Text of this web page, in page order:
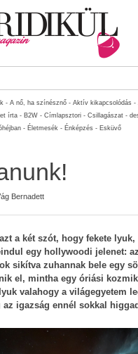
- A nő, ha színésznő - Aktív kikapcsolódás -
írta - B2W - Címlapsztori - Csillagászat -
- Életmesék - Énképzés - Esküvő
Bernadett
a két szót, hogy fekete lyuk,
egy hollywoodi jelenet:
sikítva zuhannak bele egy
el, mintha egy óriási
valahogy a világegyetem
igazság ennél sokkal